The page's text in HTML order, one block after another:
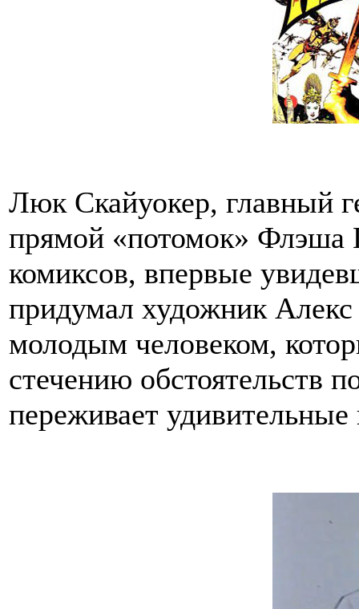
Люк Скайуокер, главный
прямой «потомок» Флэша
комиксов, впервые
придумал художник
молодым человеком,
стечению обстоятельств
переживает